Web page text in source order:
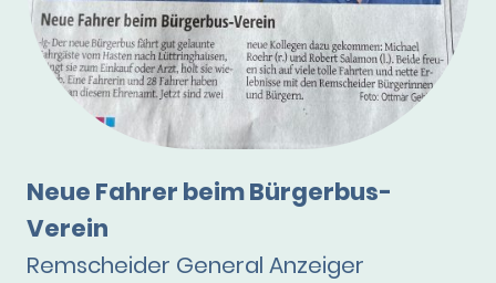
Neue Fahrer beim Bürgerbus-
Verein
Remscheider General Anzeiger